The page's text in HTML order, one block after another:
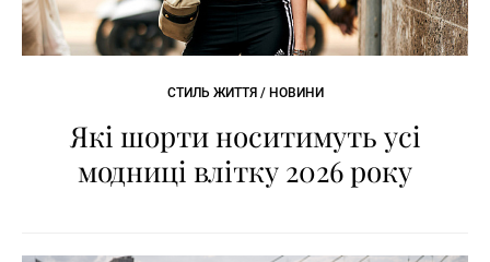
СТИЛЬ ЖИТТЯ / НОВИНИ
Які шорти носитимуть усі
модниці влітку 2026 року